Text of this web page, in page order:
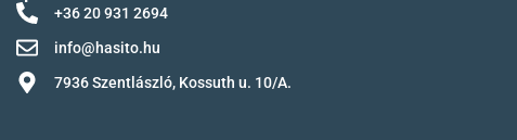
+36 20 931 2694
info@hasito.hu
7936 Szentlászló, Kossuth u. 10/A.